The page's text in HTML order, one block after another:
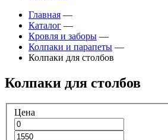
Главная —
Каталог —
Кровля и заборы —
Колпаки и парапеты —
Колпаки для столбов
Колпаки для столбов
Цена